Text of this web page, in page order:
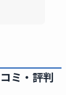
ミ・評判